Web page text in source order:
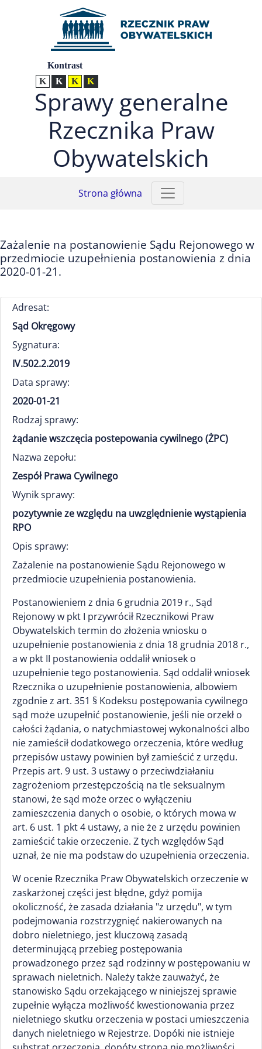
Przejdź do menu głównego (nacisnij Enter)
Przejdź do treści (nacisnij Enter)
Przejdź do mapy serwisu (nacisnij Enter)
UstawieniaKontrast
Kontrast normalny
Kontrast biały tekst na czarnym
Kontrast czarny tekst na żółtym
Sprawy generalne
Rzecznika Praw
Obywatelskich
Strona główna
Zażalenie na postanowienie Sądu Rejonowego w
przedmiocie uzupełnienia postanowienia z dnia
2020-01-21.
Adresat:
Sąd Okręgowy
Sygnatura:
IV.502.2.2019
Data sprawy:
2020-01-21
Rodzaj sprawy:
żądanie wszczęcia postepowania cywilnego (ŻPC)
Nazwa zepołu:
Zespół Prawa Cywilnego
Wynik sprawy:
pozytywnie ze względu na uwzględnienie wystąpienia
RPO
Opis sprawy:
Zażalenie na postanowienie Sądu Rejonowego w
przedmiocie uzupełnienia postanowienia.
Postanowieniem z dnia 6 grudnia 2019 r., Sąd
Rejonowy w pkt I przywrócił Rzecznikowi Praw
Obywatelskich termin do złożenia wniosku o
uzupełnienie postanowienia z dnia 18 grudnia 2018 r.,
a w pkt II postanowienia oddalił wniosek o
uzupełnienie tego postanowienia. Sąd oddalił wniosek
Rzecznika o uzupełnienie postanowienia, albowiem
zgodnie z art. 351 § Kodeksu postępowania cywilnego
sąd może uzupełnić postanowienie, jeśli nie orzekł o
całości żądania, o natychmiastowej wykonalności albo
nie zamieścił dodatkowego orzeczenia, które według
przepisów ustawy powinien był zamieścić z urzędu.
Przepis art. 9 ust. 3 ustawy o przeciwdziałaniu
zagrożeniom przestępczością na tle seksualnym
stanowi, że sąd może orzec o wyłączeniu
zamieszczenia danych o osobie, o których mowa w
art. 6 ust. 1 pkt 4 ustawy, a nie że z urzędu powinien
zamieścić takie orzeczenie. Z tych względów Sąd
uznał, że nie ma podstaw do uzupełnienia orzeczenia.
W ocenie Rzecznika Praw Obywatelskich orzeczenie w
zaskarżonej części jest błędne, gdyż pomija
okoliczność, że zasada działania "z urzędu", w tym
podejmowania rozstrzygnięć nakierowanych na
dobro nieletniego, jest kluczową zasadą
determinującą przebieg postępowania
prowadzonego przez sąd rodzinny w postępowaniu w
sprawach nieletnich. Należy także zauważyć, że
stanowisko Sądu orzekającego w niniejszej sprawie
zupełnie wyłącza możliwość kwestionowania przez
nieletniego skutku orzeczenia w postaci umieszczenia
danych nieletniego w Rejestrze. Dopóki nie istnieje